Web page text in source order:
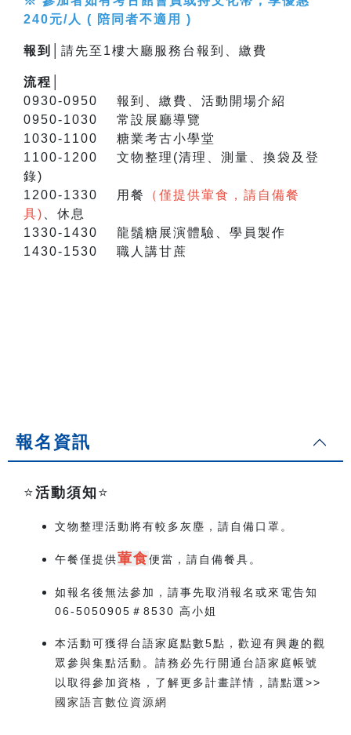
240元/人 ( 陪同者不適用 )
報到│ 請先至1樓大廳服務台報到、繳費
流程│
0930-0950 報到、繳費、活動開場介紹
0950-1030 常設展廳導覽
1030-1100 糖業考古小學堂
1100-1200 文物整理(清理、測量、換袋及登
錄)
1200-1330 用餐
（僅提供葷食，請自備餐
具)
、休息
1330-1430 龍鬚糖展演體驗、學員製作
1430-1530 職人講甘蔗
報名資訊
⭐️活動須知 ⭐️
文物整理活動將有較多灰塵，請自備口罩。
午餐僅提供葷食便當，請自備餐具。
如報名後無法參加，請事先取消報名或來電告知
06-5050905＃8530 高小姐
本活動可獲得台語家庭點數5點，歡迎有興趣的觀
眾參與集點活動。請務必先行開通台語家庭帳號
以取得參加資格，了解更多計畫詳情，請點選>>
國家語言數位資源網